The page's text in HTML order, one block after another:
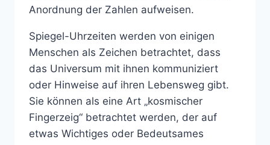
Anordnung der Zahlen aufweisen.
Spiegel-Uhrzeiten werden von einigen
Menschen als Zeichen betrachtet, dass
das Universum mit ihnen kommuniziert
oder Hinweise auf ihren Lebensweg gibt.
Sie können als eine Art „kosmischer
Fingerzeig“ betrachtet werden, der auf
etwas Wichtiges oder Bedeutsames